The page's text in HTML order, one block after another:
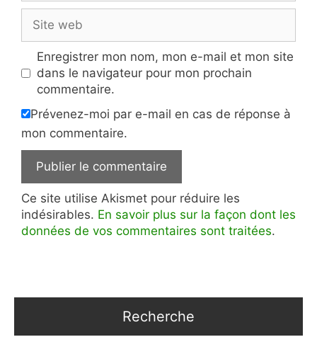
web
Enregistrer mon nom, mon e-mail et mon site
dans le navigateur pour mon prochain
commentaire.
Prévenez-moi par e-mail en cas de réponse à
mon commentaire.
Ce site utilise Akismet pour réduire les
indésirables. En savoir plus sur la façon dont les
données de vos commentaires sont traitées.
Recherche